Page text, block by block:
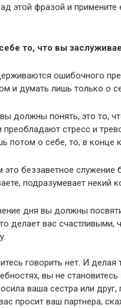
этой фразой и
то, что вы
ошибочного
и думать лишь только о
должны понять, это то,
стресс и
потом о себе, то, в конце
это беззаветное служение
подразумевает некий
дня вы должны
делает вас счастливыми,
говорить нет. И
вы не
ваша сестра или
просит ваш партнера,